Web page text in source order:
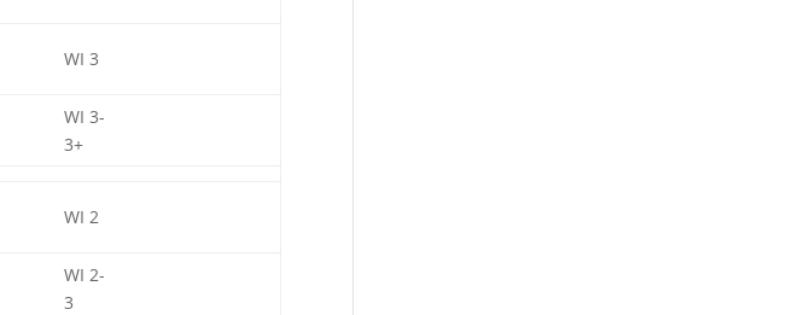
WI 3
WI 3-
3+
WI 2
WI 2-
3